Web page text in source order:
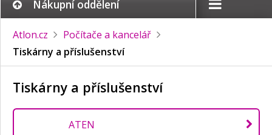
Nákupní oddělení
Atlon.cz
Počítače a kancelář
Tiskárny a příslušenství
Tiskárny a příslušenství
ATEN